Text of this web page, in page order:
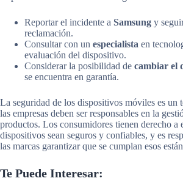
Reportar el incidente a Samsung y
reclamación.
Consultar con un especialista en
evaluación del dispositivo.
Considerar la posibilidad de cambiar el
se encuentra en garantía.
La seguridad de los dispositivos móviles es un
las empresas deben ser responsables en la
productos. Los consumidores tienen derecho a
dispositivos sean seguros y confiables, y es
las marcas garantizar que se cumplan esos
Te Puede Interesar: